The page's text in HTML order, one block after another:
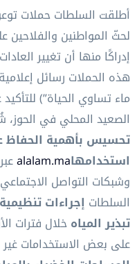
أطلقت السلطات حملات
لحثّ المواطنين والفلاحين
إدراكًا منها أن تغيير
هذه الحملات رسائل
ماء تساوي الحياة”)
الصعيد المحلي في الحوز، شُرع
تحسيس بأهمية الحفاظ
استخدامهاalalam.ma
وشبكات التواصل
السلطات إجراءات
تبذير المياهخلال فترات
على بعض الاستخدامات غير